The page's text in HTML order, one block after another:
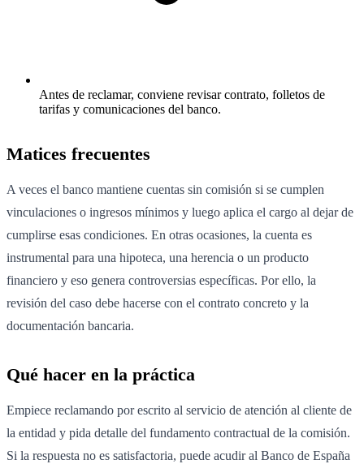
Antes de reclamar, conviene revisar contrato, folletos de
tarifas y comunicaciones del banco.
Matices frecuentes
A veces el banco mantiene cuentas sin comisión si se cumplen
vinculaciones o ingresos mínimos y luego aplica el cargo al dejar de
cumplirse esas condiciones. En otras ocasiones, la cuenta es
instrumental para una hipoteca, una herencia o un producto
financiero y eso genera controversias específicas. Por ello, la
revisión del caso debe hacerse con el contrato concreto y la
documentación bancaria.
Qué hacer en la práctica
Empiece reclamando por escrito al servicio de atención al cliente de
la entidad y pida detalle del fundamento contractual de la comisión.
Si la respuesta no es satisfactoria, puede acudir al Banco de España